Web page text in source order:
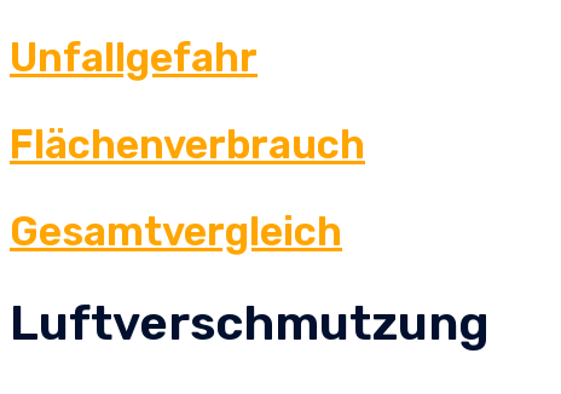
Unfallgefahr
Flächenverbrauch
Gesamtvergleich
Luftverschmutzung